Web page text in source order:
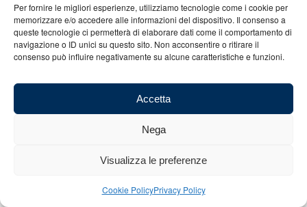
Per fornire le migliori esperienze, utilizziamo tecnologie come i cookie per
memorizzare e/o accedere alle informazioni del dispositivo. Il consenso a
queste tecnologie ci permetterà di elaborare dati come il comportamento di
navigazione o ID unici su questo sito. Non acconsentire o ritirare il
consenso può influire negativamente su alcune caratteristiche e funzioni.
Accetta
Nega
Visualizza le preferenze
Cookie PolicyPrivacy Policy